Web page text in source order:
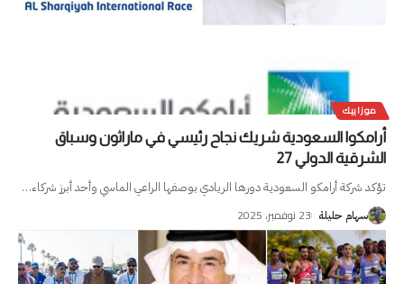
موزاييك
أرامكوا السعودية شريك نجاح رئيسي في ماراثون وسباق
الشرقية الدولي 27
تؤكد شركة أرامكو السعودية دورها الريادي بوصفها الراعي الماسي وأحد أبرز شركاء…
سهام حليلة 23 نوفمبر، 2025